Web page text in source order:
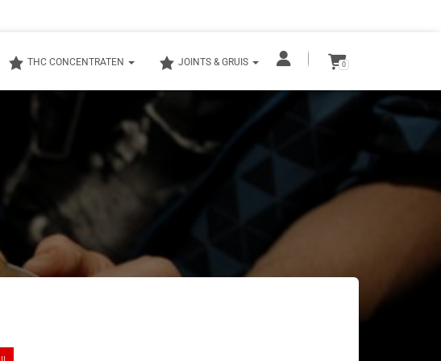
THC CONCENTRATEN JOINTS & GRUIS 0